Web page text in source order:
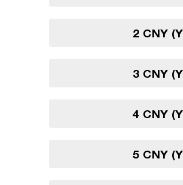
2 CNY
3 CNY
4 CNY
5 CNY